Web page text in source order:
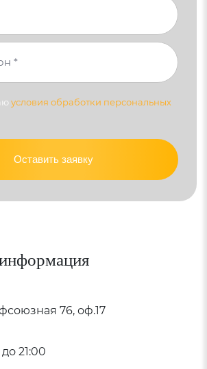
условия обработки персональных
Оставить заявку
76, оф.17
21:00